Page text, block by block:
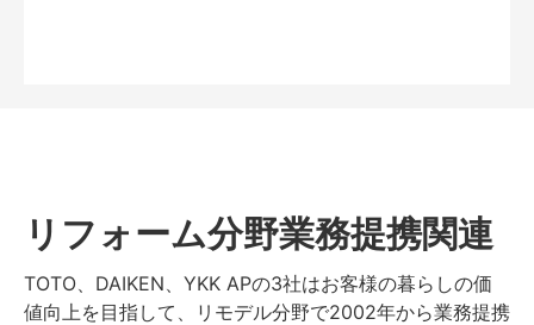
リフォーム分野業務提携関連
TOTO、DAIKEN、YKK APの3社はお客様の暮らしの価
値向上を目指して、リモデル分野で2002年から業務提携